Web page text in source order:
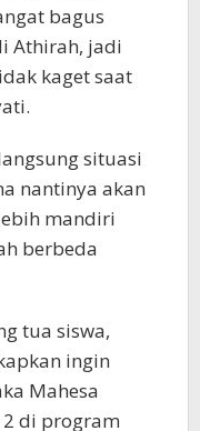
bagus
Athirah, jadi
kaget saat
situasi
nantinya akan
mandiri
berbeda
tua siswa,
ingin
Mahesa
2 di program